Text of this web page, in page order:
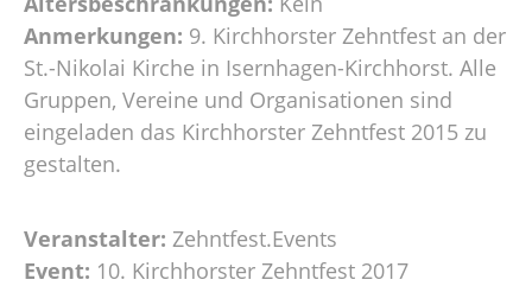
Anmerkungen: 9. Kirchhorster Zehntfest an der
St.-Nikolai Kirche in Isernhagen-Kirchhorst. Alle
Gruppen, Vereine und Organisationen sind
eingeladen das Kirchhorster Zehntfest 2015 zu
gestalten.
Veranstalter: Zehntfest.Events
Event: 10. Kirchhorster Zehntfest 2017